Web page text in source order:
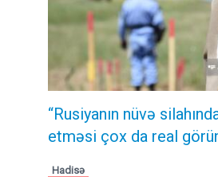
“Rusiyanın nüvə
etməsi çox da real
Hadisə